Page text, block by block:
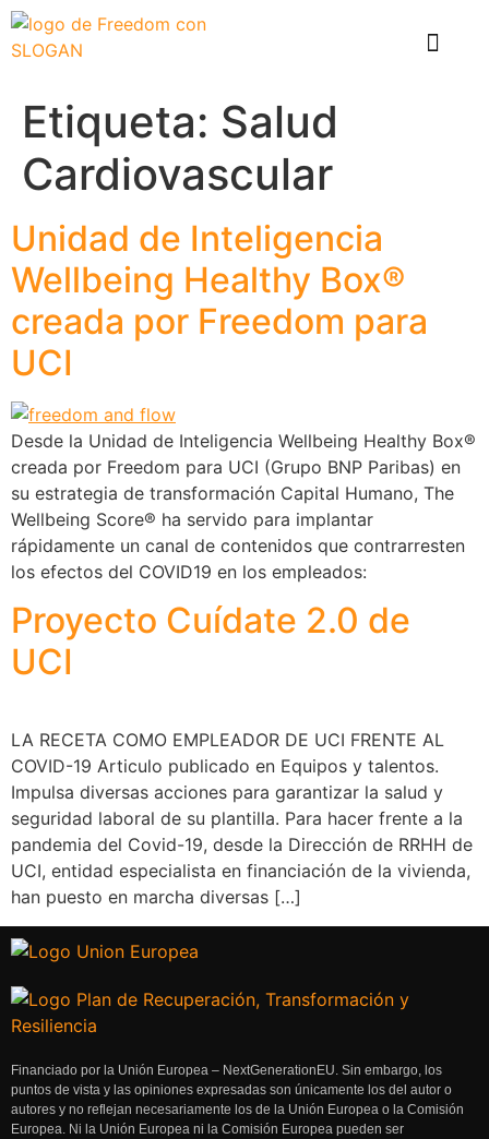
Etiqueta: Salud
Cardiovascular
Unidad de Inteligencia
Wellbeing Healthy Box®
creada por Freedom para
UCI
Desde la Unidad de Inteligencia Wellbeing Healthy Box®
creada por Freedom para UCI (Grupo BNP Paribas) en
su estrategia de transformación Capital Humano, The
Wellbeing Score® ha servido para implantar
rápidamente un canal de contenidos que contrarresten
los efectos del COVID19 en los empleados:
Proyecto Cuídate 2.0 de
UCI
LA RECETA COMO EMPLEADOR DE UCI FRENTE AL
COVID-19 Articulo publicado en Equipos y talentos.
Impulsa diversas acciones para garantizar la salud y
seguridad laboral de su plantilla. Para hacer frente a la
pandemia del Covid-19, desde la Dirección de RRHH de
UCI, entidad especialista en financiación de la vivienda,
han puesto en marcha diversas […]
Financiado por la Unión Europea – NextGenerationEU. Sin embargo, los
puntos de vista y las opiniones expresadas son únicamente los del autor o
autores y no reflejan necesariamente los de la Unión Europea o la Comisión
Europea. Ni la Unión Europea ni la Comisión Europea pueden ser